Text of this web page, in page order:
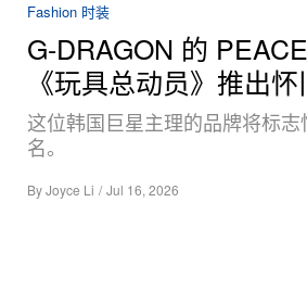
Fashion 时装
G-DRAGON 的
《玩具总动员》推出
这位韩国巨星主理的品牌将标
名。
ByJoyce Li / Jul 16, 2026